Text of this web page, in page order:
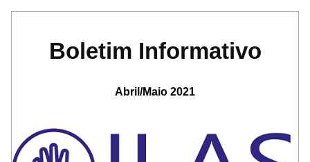
Boletim Informativo
Abril/Maio 2021